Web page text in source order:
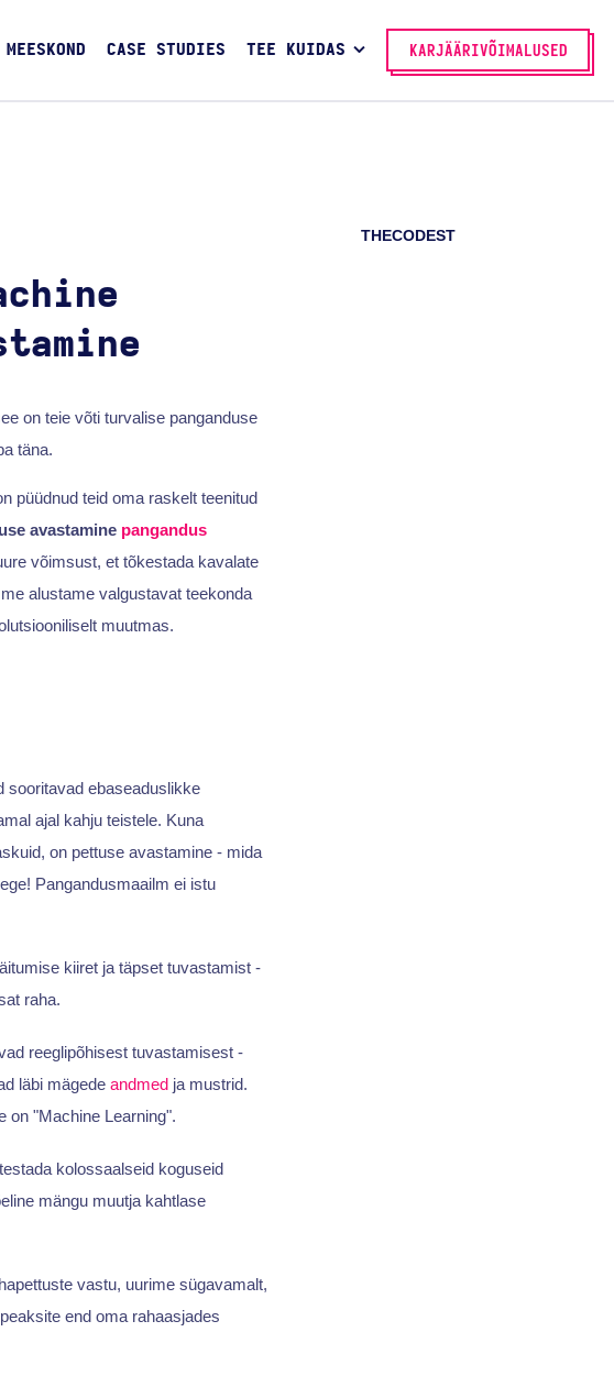
CASE STUDIES TEE KUIDAS KARJÄÄRIVÕIMALUSED
THECODEST
on teie võti turvalise panganduse
täna.
püüdnud teid oma raskelt teenitud
avastamine pangandus
võimsust, et tõkestada kavalate
alustame valgustavat teekonda
muutmas.
sooritavad ebaseaduslikke
ajal kahju teistele. Kuna
on pettuse avastamine - mida
Pangandusmaailm ei istu
kiiret ja täpset tuvastamist -
raha.
reeglipõhisest tuvastamisest -
läbi mägede andmedja mustrid.
on "Machine Learning".
kolossaalseid koguseid
mängu muutja kahtlase
vastu, uurime sügavamalt,
end oma rahaasjades